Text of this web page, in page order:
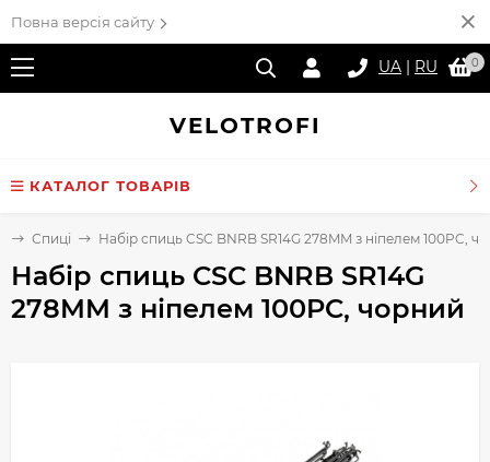
Повна версія сайту
UA | RU 0
VELOTROFI
КАТАЛОГ ТОВАРІВ
Спиці Набір спиць CSC BNRB SR14G 278MM з ніпелем 100PC,
Набір спиць CSC BNRB SR14G
278MM з ніпелем 100PC, чорний